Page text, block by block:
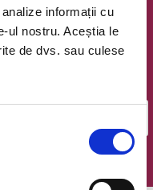
informații cu
ul nostru. Aceștia le
de dvs. sau culese
cu cele mai noi